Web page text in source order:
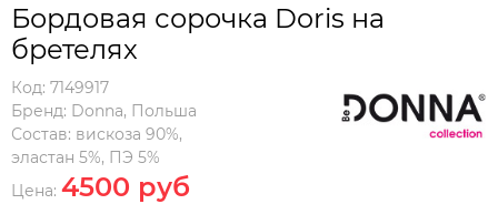
Бордовая сорочка Doris на
бретелях
Код: 7149917
Бренд: Donna, Польша
Состав: вискоза 90%,
эластан 5%, ПЭ 5%
Цена: 4500 руб